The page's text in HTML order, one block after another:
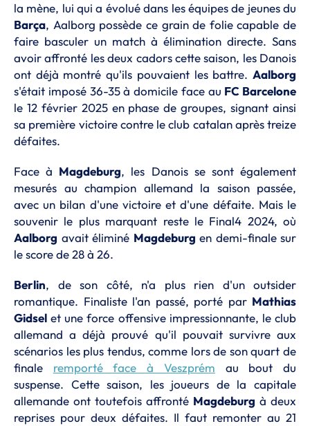
la mène, lui qui a évolué dans les équipes de jeunes du
Barça, Aalborg possède ce grain de folie capable de
faire basculer un match à élimination directe. Sans
avoir affronté les deux cadors cette saison, les Danois
ont déjà montré qu'ils pouvaient les battre. Aalborg
s'était imposé 36-35 à domicile face au FC Barcelone
le 12 février 2025 en phase de groupes, signant ainsi
sa première victoire contre le club catalan après treize
défaites.
Face à Magdeburg, les Danois se sont également
mesurés au champion allemand la saison passée,
avec un bilan d'une victoire et d'une défaite. Mais le
souvenir le plus marquant reste le Final4 2024, où
Aalborg avait éliminé Magdeburg en demi-finale sur
le score de 28 à 26.
Berlin, de son côté, n'a plus rien d'un outsider
romantique. Finaliste l'an passé, porté par Mathias
Gidsel et une force offensive impressionnante, le club
allemand a déjà prouvé qu'il pouvait survivre aux
scénarios les plus tendus, comme lors de son quart de
finale remporté face à Veszprém au bout du
suspense. Cette saison, les joueurs de la capitale
allemande ont toutefois affronté Magdeburg à deux
reprises pour deux défaites. Il faut remonter au 21